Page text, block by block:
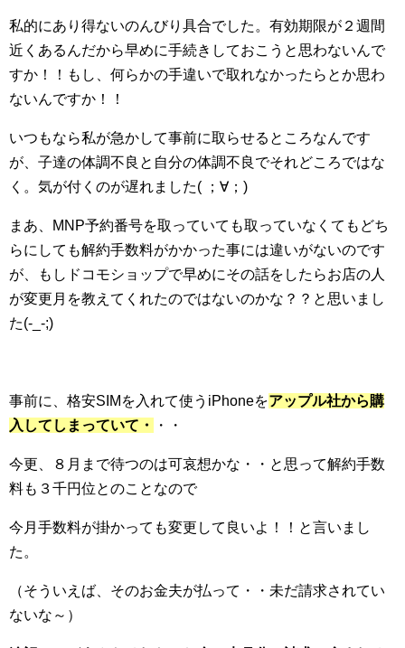
私的にあり得ないのんびり具合でした。有効期限が２週間
近くあるんだから早めに手続きしておこうと思わないんで
すか！！もし、何らかの手違いで取れなかったらとか思わ
ないんですか！！
いつもなら私が急かして事前に取らせるところなんです
が、子達の体調不良と自分の体調不良でそれどころではな
く。気が付くのが遅れました( ；∀；)
まあ、MNP予約番号を取っていても取っていなくてもどち
らにしても解約手数料がかかった事には違いがないのです
が、もしドコモショップで早めにその話をしたらお店の人
が変更月を教えてくれたのではないのかな？？と思いまし
た(-_-;)
事前に、格安SIMを入れて使うiPhoneをアップル社から購
入してしまっていて・
・・
今更、８月まで待つのは可哀想かな・・と思って解約手数
料も３千円位とのことなので
今月手数料が掛かっても変更して良いよ！！と言いまし
た。
（そういえば、そのお金夫が払って・・未だ請求されてい
ないな～）